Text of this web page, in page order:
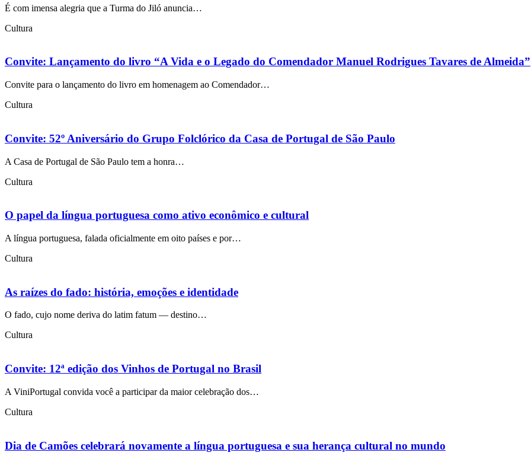
É com imensa alegria que a Turma do Jiló anuncia…
Cultura
Convite: Lançamento do livro “A Vida e o Legado do Comendador Manuel Rodrigues Tavares de Almeida”
Convite para o lançamento do livro em homenagem ao Comendador…
Cultura
Convite: 52º Aniversário do Grupo Folclórico da Casa de Portugal de São Paulo
A Casa de Portugal de São Paulo tem a honra…
Cultura
O papel da língua portuguesa como ativo econômico e cultural
A língua portuguesa, falada oficialmente em oito países e por…
Cultura
As raízes do fado: história, emoções e identidade
O fado, cujo nome deriva do latim fatum — destino…
Cultura
Convite: 12ª edição dos Vinhos de Portugal no Brasil
A ViniPortugal convida você a participar da maior celebração dos…
Cultura
Dia de Camões celebrará novamente a língua portuguesa e sua herança cultural no mundo